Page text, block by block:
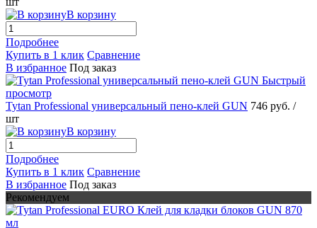
В корзину
Подробнее
Купить в 1 клик Сравнение
В избранное Под заказ
Быстрый
просмотр
Tytan Professional универсальный пено-клей GUN 746 руб. /
шт
В корзину
Подробнее
Купить в 1 клик Сравнение
В избранное Под заказ
Рекомендуем